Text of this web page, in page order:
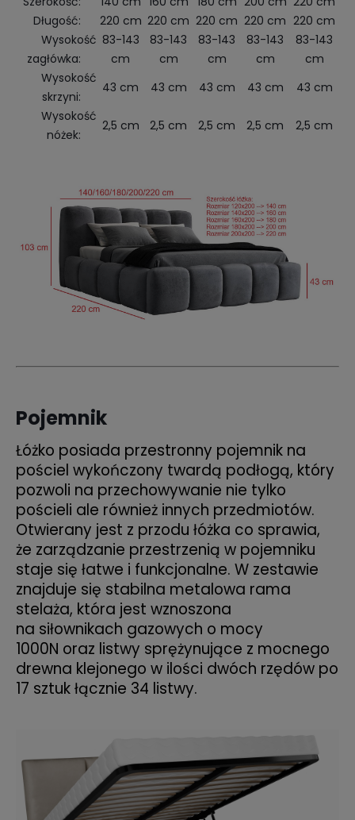
Długość:
220 cm 220 cm 220 cm 220 cm 220 cm
Wysokość
zagłówka:
83-143
cm
83-143
cm
83-143
cm
83-143
cm
83-143
cm
Wysokość
skrzyni:
43 cm 43 cm 43 cm 43 cm
43 cm
Wysokość
nóżek:
2,5 cm 2,5 cm 2,5 cm 2,5 cm 2,5 cm
Pojemnik
Łóżko posiada przestronny pojemnik na
pościel wykończony twardą podłogą, który
pozwoli na przechowywanie nie tylko
pościeli ale również innych przedmiotów.
Otwierany jest z przodu łóżka co sprawia,
że zarządzanie przestrzenią w pojemniku
staje się łatwe i funkcjonalne. W zestawie
znajduje się stabilna metalowa rama
stelaża, która jest wznoszona
na siłownikach gazowych o mocy
1000N oraz listwy sprężynujące z mocnego
drewna klejonego w ilości dwóch rzędów po
17 sztuk łącznie 34 listwy.